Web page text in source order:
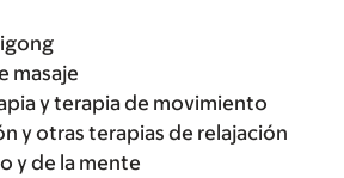
masaje
y terapia de movimiento
y otras terapias de relajación
y de la mente